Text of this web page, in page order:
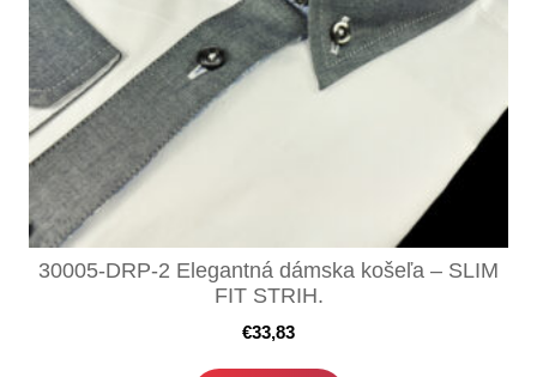
30005-DRP-2 Elegantná dámska košeľa – SLIM
FIT STRIH.
€33,83